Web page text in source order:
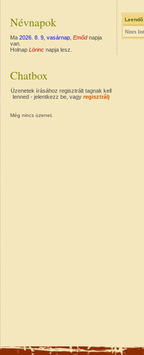
Névnapok
Ma 2026. 8. 9, vasárnap Emődnapja
van.
Holnap Lörinc napja lesz.
Chatbox
Üzenetek írásához regisztrált tagnak kell
lenned - jelentkezz be, vagy regisztrálj
Még nincs üzenet.
Nincs